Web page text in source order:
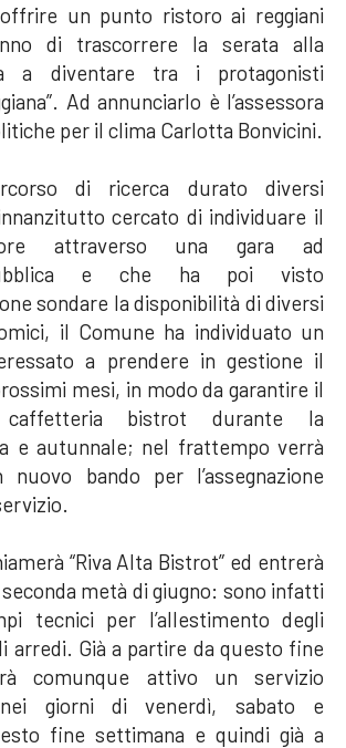
un punto ristoro ai reggiani
di trascorrere la serata alla
a diventare tra i protagonisti
Ad annunciarlo è l’assessora
per il clima Carlotta Bonvicini.
di ricerca durato diversi
cercato di individuare il
attraverso una gara ad
e che ha poi visto
sondare la disponibilità di diversi
il Comune ha individuato un
a prendere in gestione il
mesi, in modo da garantire il
bistrot durante la
e autunnale; nel frattempo verrà
nuovo bando per l’assegnazione
“Riva Alta Bistrot” ed entrerà
metà di giugno: sono infatti
tecnici per l’allestimento degli
arredi. Già a partire da questo fine
comunque attivo un servizio
nei giorni di venerdì, sabato e
fine settimana e quindi già a